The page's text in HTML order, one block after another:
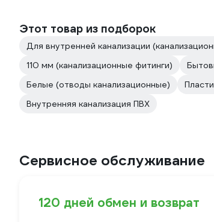
Этот товар из подборок
Для внутренней канализации
110 мм (канализационные фитинги)
Белые (отводы канализационные)
Внутренняя канализация ПВХ
Сервисное обслуживание
120 дней обмен и возврат